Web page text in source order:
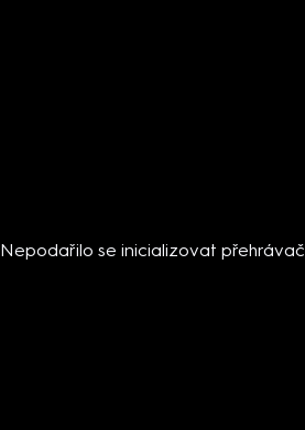
Nepodařilo se inicializovat přehrávač